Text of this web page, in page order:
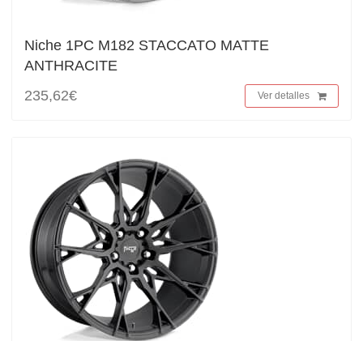
Niche 1PC M182 STACCATO MATTE
ANTHRACITE
235,62€
Ver detalles